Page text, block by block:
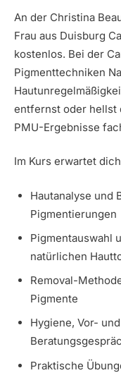
An der Christina
Frau aus Duisburg
kostenlos. Bei der
Pigmenttechniken
entfernst oder hellst
PMU-Ergebnisse
Im Kurs erwartet
Hautanalyse und
Pigmentierungen
Pigmentauswahl
natürlichen
Removal-
Pigmente
Hygiene, Vor-
Praktische